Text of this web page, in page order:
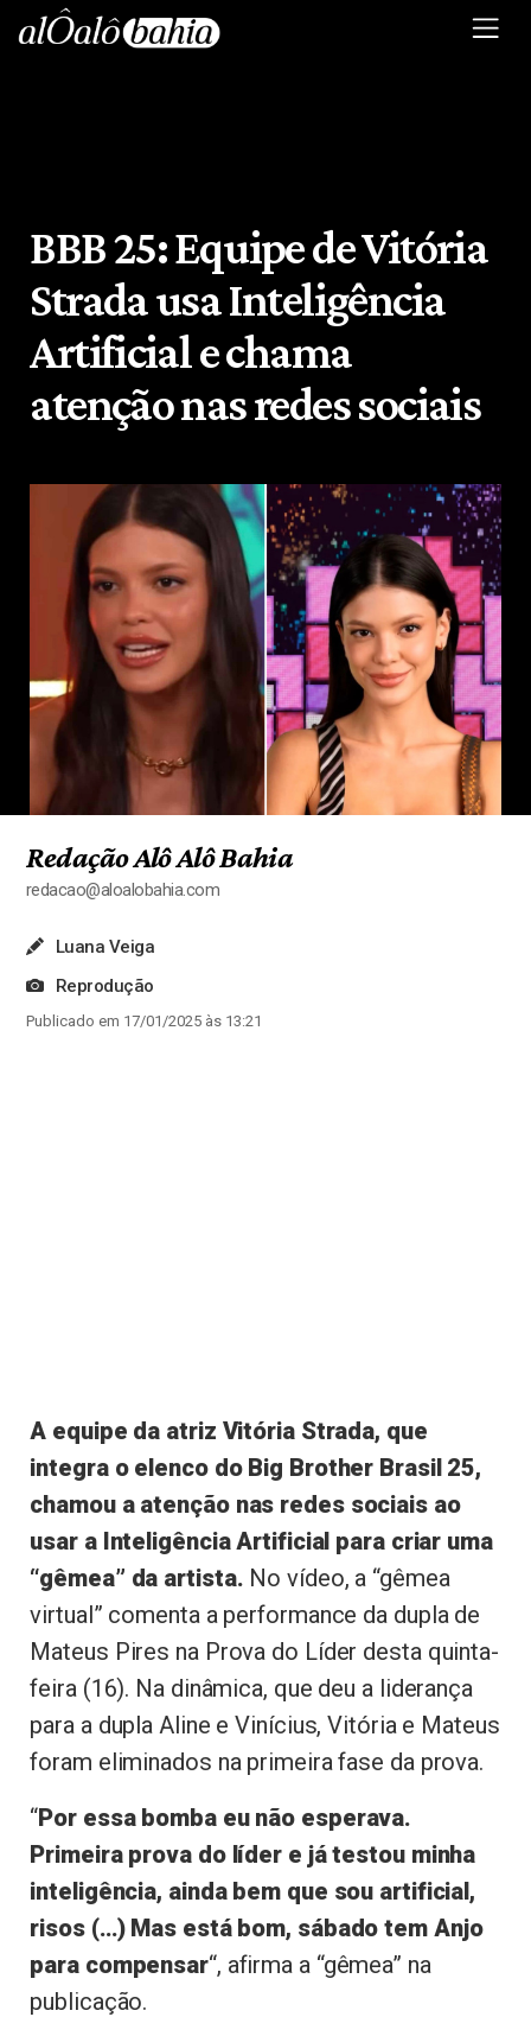
BBB 25: Equipe de Vitória
Strada usa Inteligência
Artificial e chama
atenção nas redes sociais
Redação Alô Alô Bahia
redacao@aloalobahia.com
Luana Veiga
Reprodução
Publicado em 17/01/2025 às 13:21
A equipe da atriz Vitória Strada, que
integra o elenco do Big Brother Brasil 25,
chamou a atenção nas redes sociais ao
usar a Inteligência Artificial para criar uma
“gêmea” da artista. No vídeo, a “gêmea
virtual” comenta a performance da dupla de
Mateus Pires na Prova do Líder desta quinta-
feira (16). Na dinâmica, que deu a liderança
para a dupla Aline e Vinícius, Vitória e Mateus
foram eliminados na primeira fase da prova.
“Por essa bomba eu não esperava.
Primeira prova do líder e já testou minha
inteligência, ainda bem que sou artificial,
risos (…) Mas está bom, sábado tem Anjo
para compensar“, afirma a “gêmea” na
publicação.